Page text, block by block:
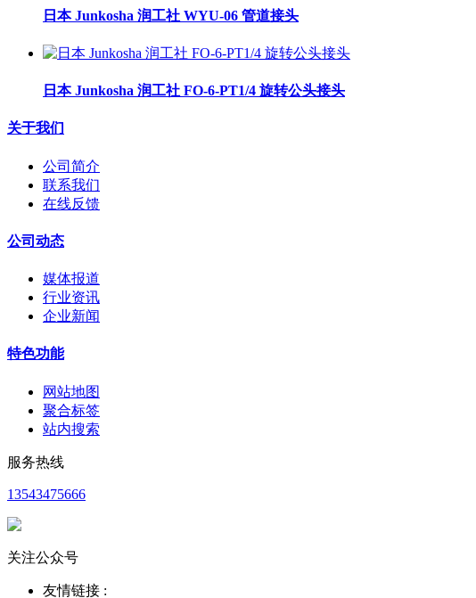
日本 Junkosha 润工社 WYU-06 管道接头
日本 Junkosha 润工社 FO-6-PT1/4 旋转公头接头
关于我们
公司简介
联系我们
在线反馈
公司动态
媒体报道
行业资讯
企业新闻
特色功能
网站地图
聚合标签
站内搜索
服务热线
13543475666
关注公众号
友情链接 :